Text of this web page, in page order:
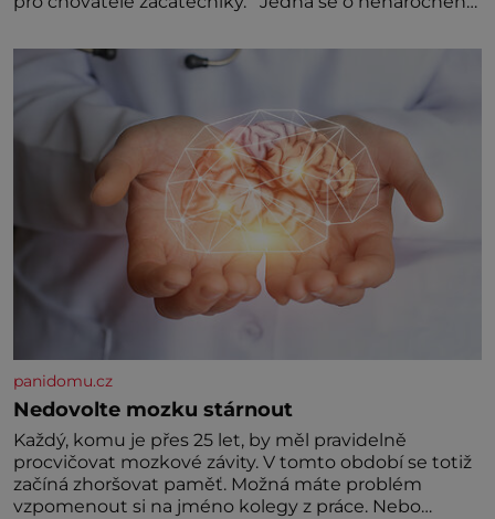
Hodně času tráví na zemi, kde sbírá zbytky semínek
Jeho domovinou je prakticky celá Austrálie s
výjimkou pobřežní oblasti.
panidomu.cz
Nedovolte mozku stárnout
Každý, komu je přes 25 let, by měl pravidelně
procvičovat mozkové závity. V tomto období se totiž
začíná zhoršovat paměť. Možná máte problém
vzpomenout si na jméno kolegy z práce. Nebo